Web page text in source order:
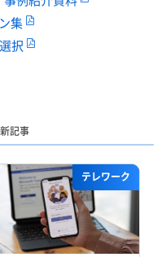
集
択
記事
テレワーク